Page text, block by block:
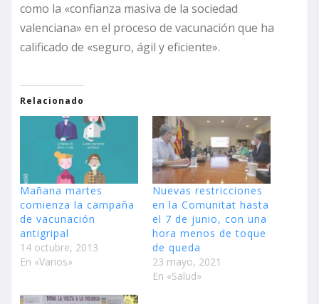
como la «confianza masiva de la sociedad
valenciana» en el proceso de vacunación que ha
calificado de «seguro, ágil y eficiente».
Relacionado
Mañana martes
comienza la campaña
de vacunación
antigripal
14 octubre, 2013
En «Varios»
Nuevas restricciones
en la Comunitat hasta
el 7 de junio, con una
hora menos de toque
de queda
23 mayo, 2021
En «Salud»